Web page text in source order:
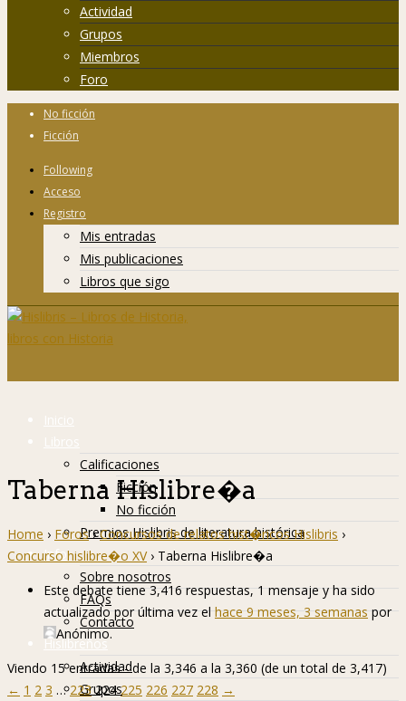
Actividad
Grupos
Miembros
Foro
No ficción
Ficción
Following
Acceso
Registro
Mis entradas
Mis publicaciones
Libros que sigo
Inicio
Libros
Calificaciones
Ficción
No ficción
Premios Hislibris de literatura histórica
Info
Sobre nosotros
FAQs
Contacto
Hislibreños
Actividad
Grupos
Taberna Hislibre�a
Home › Foros › Concursos de relatos hist�ricos Hislibris ›
Concurso hislibre�o XV › Taberna Hislibre�a
Este debate tiene 3,416 respuestas, 1 mensaje y ha sido
actualizado por última vez el hace 9 meses, 3 semanas por
Anónimo.
Viendo 15 entradas - de la 3,346 a la 3,360 (de un total de 3,417)
← 1 2 3 … 223 224 225 226 227 228 →